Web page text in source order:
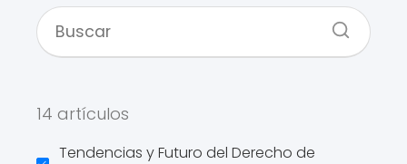
14 artículos
Tendencias y Futuro del Derecho de